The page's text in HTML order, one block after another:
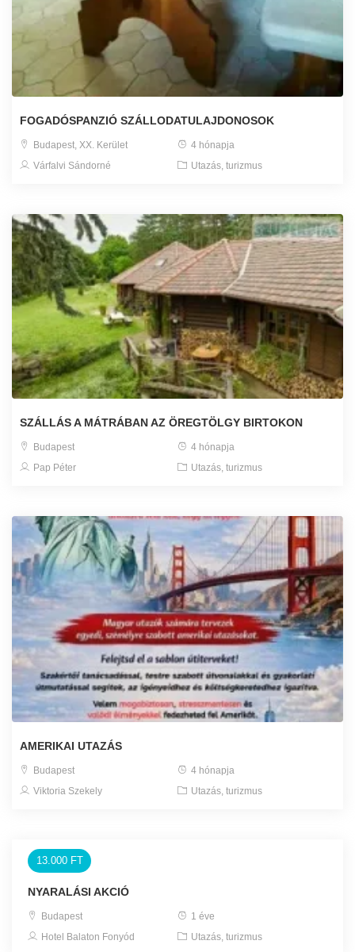
FOGADÓSPANZIÓ SZÁLLODATULAJDONOSOK
Budapest, XX. Kerület
4 hónapja
Várfalvi Sándorné
Utazás, turizmus
SZÁLLÁS A MÁTRÁBAN AZ ÖREGTÖLGY BIRTOKON
Budapest
4 hónapja
Pap Péter
Utazás, turizmus
AMERIKAI UTAZÁS
Budapest
4 hónapja
Viktoria Szekely
Utazás, turizmus
13.000 FT
NYARALÁSI AKCIÓ
Budapest
1 éve
Hotel Balaton Fonyód
Utazás, turizmus